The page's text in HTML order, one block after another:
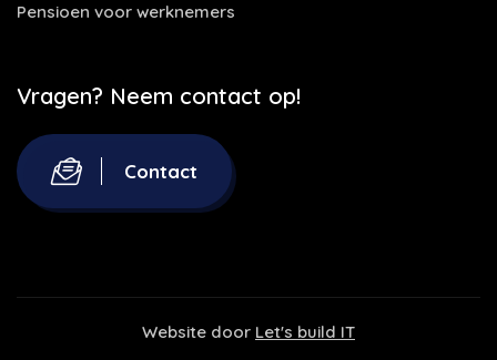
Pensioen voor werknemers
Vragen? Neem contact op!
Contact
Website door Let's build IT